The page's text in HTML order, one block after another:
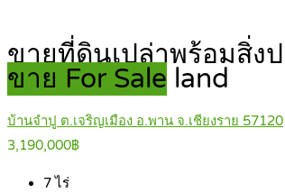
ขายที่ดินเปล่าพร้อมสิ่ง
ขาย For Sale land
บ้านจำปู ต.เจริญเมือง อ.พาน จ.เชียงราย 57120
3,190,000฿
7ไร่